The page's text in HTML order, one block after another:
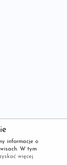
informacje o
W tym
więcej